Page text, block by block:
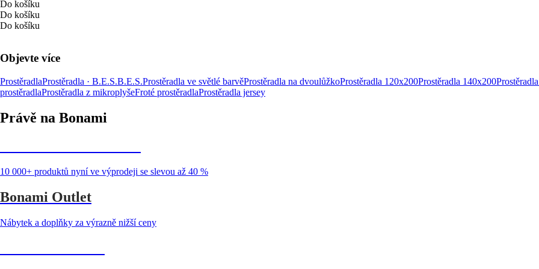
Do košíku
Do košíku
Do košíku
Objevte více
ProstěradlaProstěradla · B.E.S.B.E.S.Prostěradla ve světlé barvěProstěradla na dvoulůžkoProstěradla 120x200Prostěradla 140x200
prostěradlaProstěradla z mikroplyšeFroté prostěradlaProstěradla jersey
Právě na Bonami
10 000+ produktů nyní ve výprodeji se slevou až 40 %
Bonami Outlet
Nábytek a doplňky za výrazně nižší ceny